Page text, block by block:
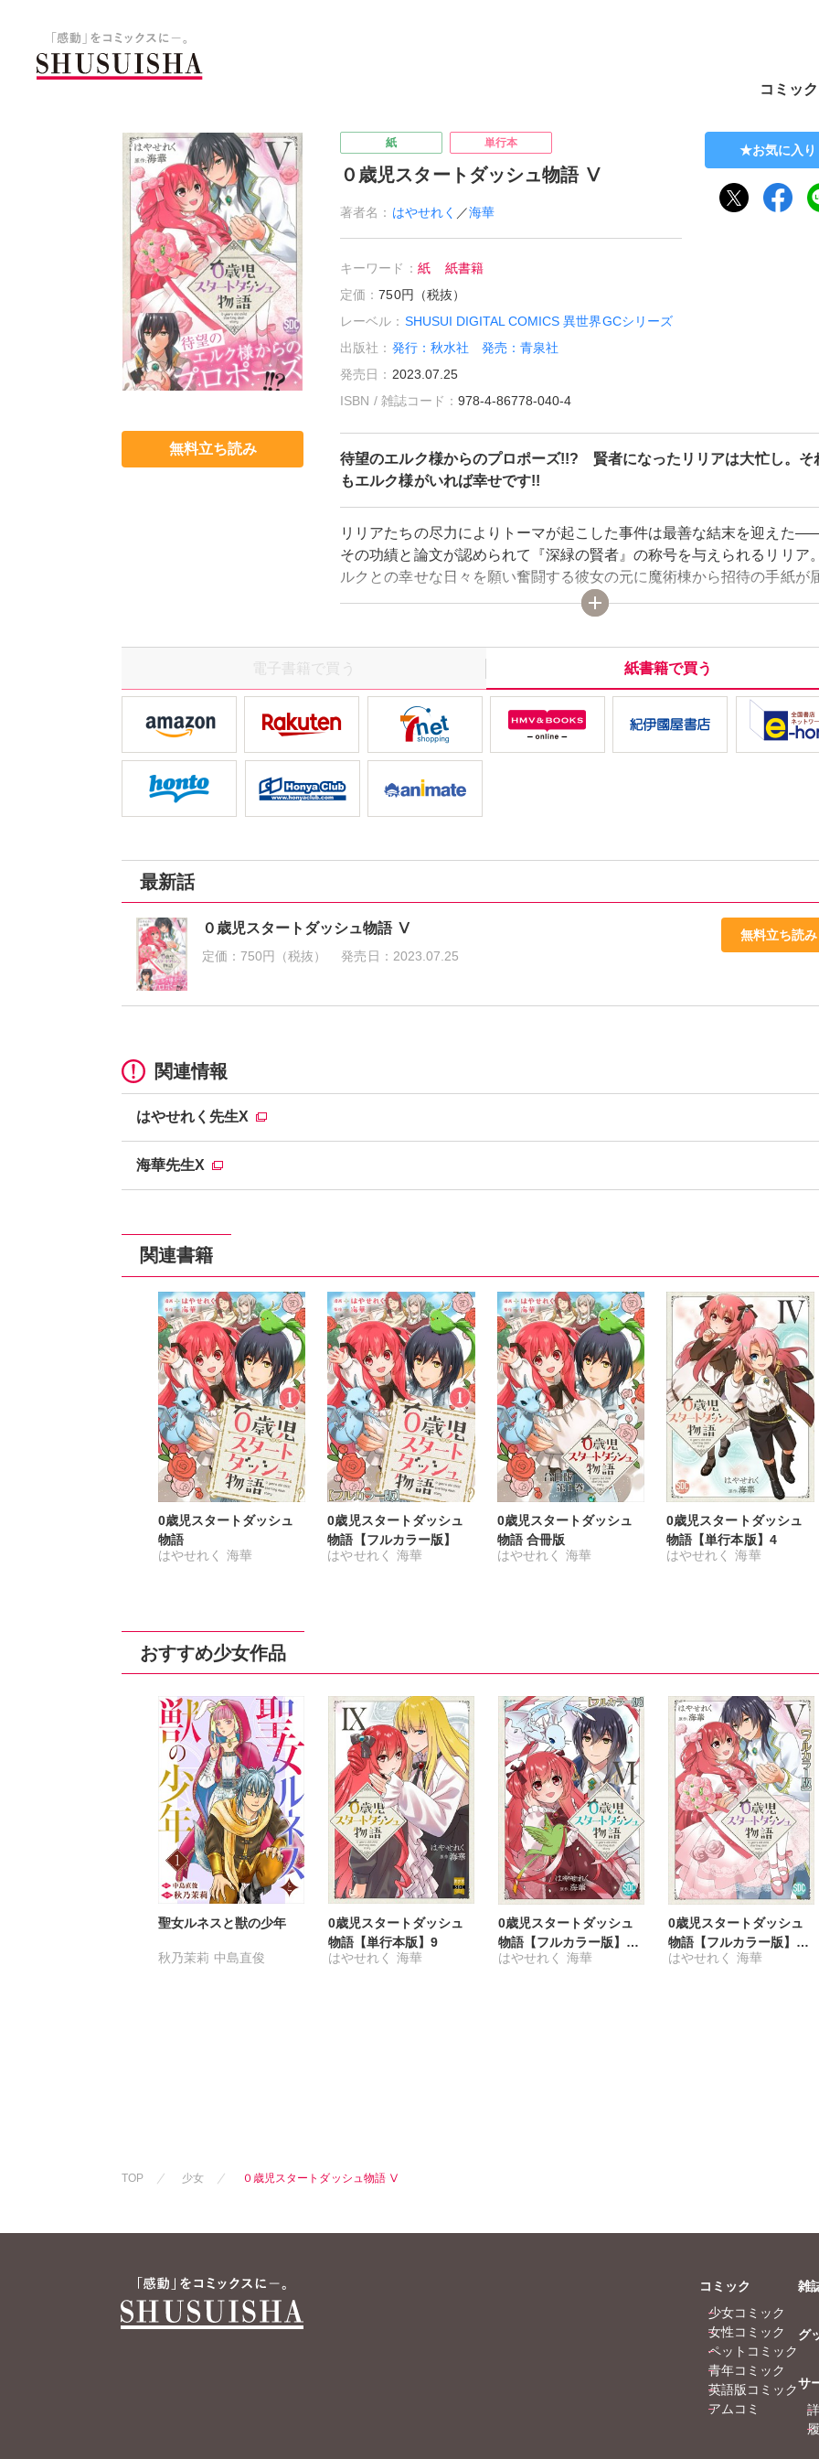
コミック
無料立ち読み
紙 単行本
０歳児スタートダッシュ物語 Ⅴ
著者名： はやせれく ／海華
キーワード： 紙
紙書籍
定価：750円（税抜）
レーベル： SHUSUI DIGITAL COMICS 異世界GCシリーズ
出版社： 発行：秋水社 発売：青泉社
発売日： 2023.07.25
ISBN / 雑誌コード： 978-4-86778-040-4
お気に入り
待望のエルク様からのプロポーズ!!? 賢者になったリリアは大忙し。そ
もエルク様がいれば幸せです!!
リリアたちの尽力によりトーマが起こした事件は最善な結末を迎えた――
その功績と論文が認められて『深緑の賢者』の称号を与えられるリリア
ルクとの幸せな日々を願い奮闘する彼女の元に魔術棟から招待の手紙が
て……。 不思議な三賢者が現われてリリアとエルクも大混乱!?
電子書籍で買う 紙書籍で買う
最新話
０歳児スタートダッシュ物語 Ⅴ
定価：750円（税抜） 発売日： 2023.07.25
無料立ち読み
関連情報
はやせれく先生X
海華先生X
関連書籍
0歳児スタートダッシュ
物語
はやせれく
海華
0歳児スタートダッシュ
物語【フルカラー版】
はやせれく
海華
0歳児スタートダッシュ
物語 合冊版
はやせれく
海華
0歳児スタートダッシュ
物語【単行本版】4
はやせれく
海華
おすすめ少女作品
聖女ルネスと獣の少年
秋乃茉莉 中島直俊
0歳児スタートダッシュ
物語【単行本版】9
はやせれく
海華
0歳児スタートダッシュ
物語【フルカラー版】
【単行本版】VI
はやせれく 海華
0歳児スタートダッシュ
物語【フルカラー版】
【単行本版】V
はやせれく 海華
TOP 少女 ０歳児スタートダッシュ物語 Ⅴ
コミック
少女コミック
女性コミック
ペットコミック
青年コミック
英語版コミック
アムコミ
雑
グ
サ